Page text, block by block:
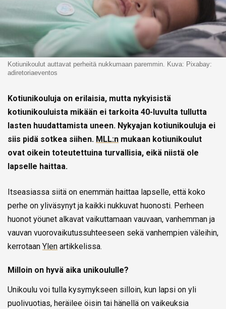
Kotiunikoulut auttavat perheitä nukkumaan paremmin. Kuva: Pixabay:
adiretoriaeventos
Kotiunikouluja on erilaisia, mutta nykyisistä
kotiunikouluista mikään ei tarkoita 40-luvulta tullutta
lasten huudattamista uneen. Nykyajan kotiunikouluja ei
siis pidä sotkea siihen. MLL:n mukaan kotiunikoulut
ovat oikein toteutettuina turvallisia, eikä niistä ole
lapselle haittaa.
Itseasiassa siitä on enemmän haittaa lapselle, että koko
perhe on yliväsynyt ja kaikki nukkuvat huonosti. Perheen
huonot yöunet alkavat vaikuttamaan vauvaan, vanhemman ja
vauvan vuorovaikutussuhteeseen sekä vanhempien väleihin,
kerrotaan Ylen artikkelissa.
Milloin on hyvä aika unikoululle?
Unikoulu voi tulla kysymykseen silloin, kun lapsi on yli
puolivuotias, heräilee öisin tai hänellä on vaikeuksia